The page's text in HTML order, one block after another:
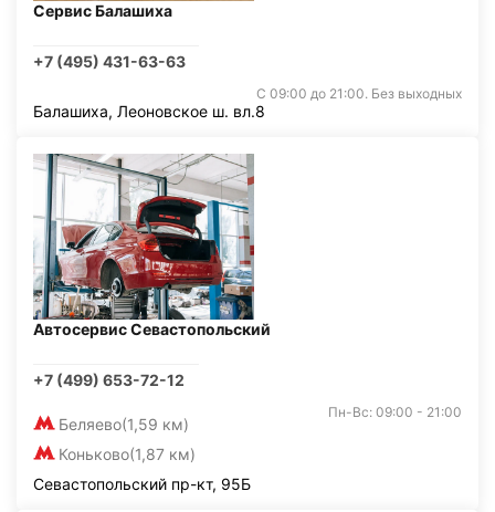
Сервис Балашиха
+7 (495) 431-63-63
С 09:00 до 21:00. Без выходных
Балашиха, Леоновское ш. вл.8
Автосервис Севастопольский
+7 (499) 653-72-12
Беляево(1,59 км)
Коньково(1,87 км)
Пн-Вс: 09:00 - 21:00
Севастопольский пр-кт, 95Б